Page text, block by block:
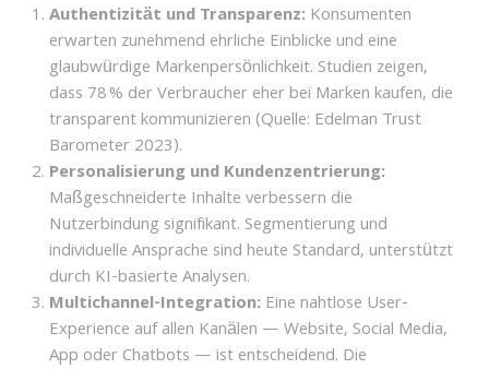
Authentizität und Transparenz: Konsumenten
erwarten zunehmend ehrliche Einblicke und eine
glaubwürdige Markenpersönlichkeit. Studien zeigen,
dass 78 % der Verbraucher eher bei Marken kaufen, die
transparent kommunizieren (Quelle: Edelman Trust
Barometer 2023).
Personalisierung und Kundenzentrierung:
Maßgeschneiderte Inhalte verbessern die
Nutzerbindung signifikant. Segmentierung und
individuelle Ansprache sind heute Standard, unterstützt
durch KI-basierte Analysen.
Multichannel-Integration: Eine nahtlose User-
Experience auf allen Kanälen — Website, Social Media,
App oder Chatbots — ist entscheidend. Die